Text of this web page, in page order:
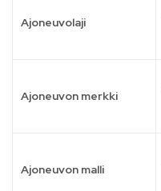
Ajoneuvolaji
Ajoneuvon merkki
Ajoneuvon malli